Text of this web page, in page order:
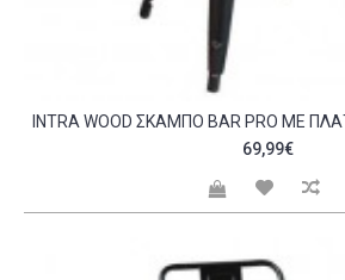
69,99€